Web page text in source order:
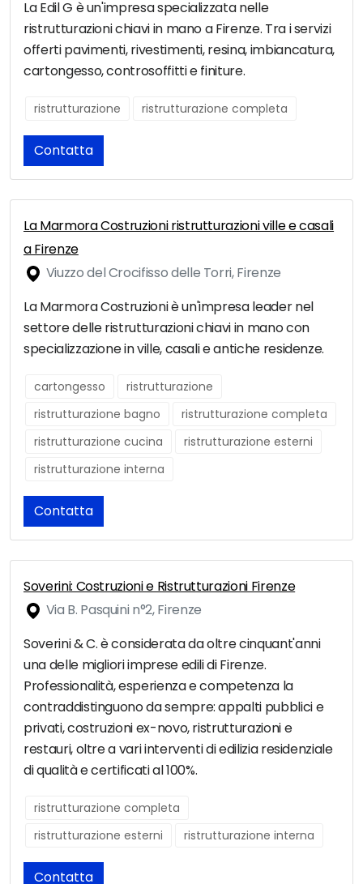
La Edil G è un'impresa specializzata nelle
ristrutturazioni chiavi in mano a Firenze. Tra i servizi
offerti pavimenti, rivestimenti, resina, imbiancatura,
cartongesso, controsoffitti e finiture.
ristrutturazione ristrutturazione completa
Contatta
La Marmora Costruzioni ristrutturazioni ville e casali
a Firenze
Viuzzo del Crocifisso delle Torri, Firenze
La Marmora Costruzioni è un'impresa leader nel
settore delle ristrutturazioni chiavi in mano con
specializzazione in ville, casali e antiche residenze.
cartongesso
ristrutturazione
ristrutturazione bagno
ristrutturazione completa
ristrutturazione cucina
ristrutturazione esterni
ristrutturazione interna
Contatta
Soverini: Costruzioni e Ristrutturazioni Firenze
Via B. Pasquini n°2, Firenze
Soverini & C. è considerata da oltre cinquant'anni
una delle migliori imprese edili di Firenze.
Professionalità, esperienza e competenza la
contraddistinguono da sempre: appalti pubblici e
privati, costruzioni ex-novo, ristrutturazioni e
restauri, oltre a vari interventi di edilizia residenziale
di qualità e certificati al 100%.
ristrutturazione completa
ristrutturazione esterni
ristrutturazione interna
Contatta